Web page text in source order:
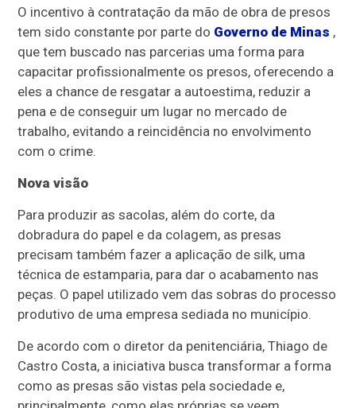
O incentivo à contratação da mão de obra de presos
tem sido constante por parte do Governo de Minas ,
que tem buscado nas parcerias uma forma para
capacitar profissionalmente os presos, oferecendo a
eles a chance de resgatar a autoestima, reduzir a
pena e de conseguir um lugar no mercado de
trabalho, evitando a reincidência no envolvimento
com o crime.
Nova visão
Para produzir as sacolas, além do corte, da
dobradura do papel e da colagem, as presas
precisam também fazer a aplicação de silk, uma
técnica de estamparia, para dar o acabamento nas
peças. O papel utilizado vem das sobras do processo
produtivo de uma empresa sediada no município.
De acordo com o diretor da penitenciária, Thiago de
Castro Costa, a iniciativa busca transformar a forma
como as presas são vistas pela sociedade e,